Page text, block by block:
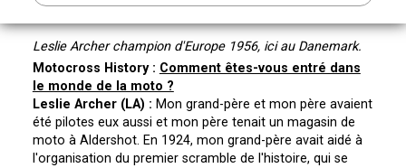
Leslie Archer champion d'Europe 1956, ici au Danemark.
Motocross History : Comment êtes-vous entré dans
le monde de la moto ?
Leslie Archer (LA) : Mon grand-père et mon père avaient
été pilotes eux aussi et mon père tenait un magasin de
moto à Aldershot. En 1924, mon grand-père avait aidé à
l'organisation du premier scramble de l'histoire, qui se